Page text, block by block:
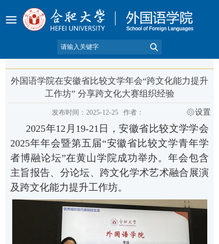
外国语学院在安徽省比较文学年会“跨文化能力提升
工作坊” 分享跨文化大赛组织经验
发布时间：2025-12-25 作者： 设置
2025年12 月 19-21 日，安徽省比较文学学会
2025年年会暨第五届“安徽省比较文学青年学
者博融论坛”在黄山学院成功举办。年会包含
主旨报告、分论坛、 跨文化学术艺术融合展演
及 跨文化能力提升工作坊。